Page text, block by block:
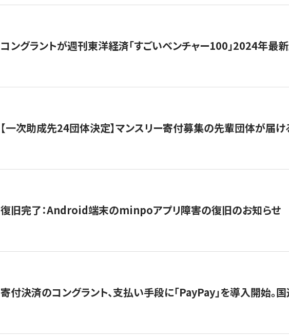
コングラントが週刊東洋経済「すごいベンチャー100」2024年最
【一次助成先24団体決定】マンスリー寄付募集の先輩団体が届
復旧完了：Android端末のminpoアプリ障害の復旧のお知らせ
寄付決済のコングラント、支払い手段に「PayPay」を導入開始。